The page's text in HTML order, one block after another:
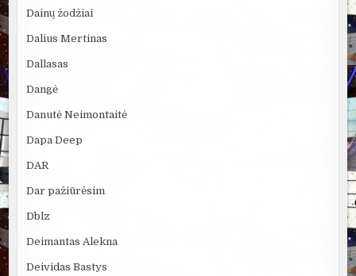
Dainų žodžiai
Dalius Mertinas
Dallasas
Dangė
Danutė Neimontaitė
Dapa Deep
DAR
Dar pažiūrėsim
Dblz
Deimantas Alekna
Deividas Bastys